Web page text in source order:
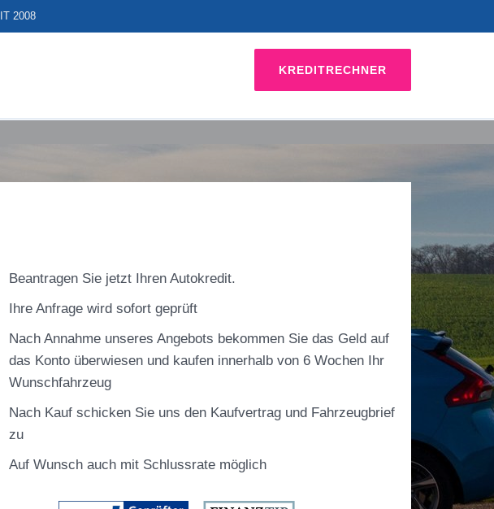
2008
KREDITRECHNER
Beantragen Sie jetzt Ihren Autokredit.
Ihre Anfrage wird sofort geprüft
Nach Annahme unseres Angebots bekommen Sie das Geld auf
das Konto überwiesen und kaufen innerhalb von 6 Wochen Ihr
Wunschfahrzeug
Nach Kauf schicken Sie uns den Kaufvertrag und Fahrzeugbrief
zu
Auf Wunsch auch mit Schlussrate möglich